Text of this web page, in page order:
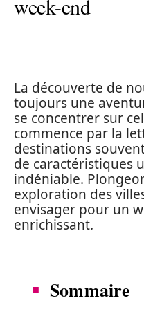
week-end
La découverte de
toujours une
se concentrer sur
commence par la
destinations
de caractéristiques
indéniable.
exploration des
envisager pour un
enrichissant.
Sommaire